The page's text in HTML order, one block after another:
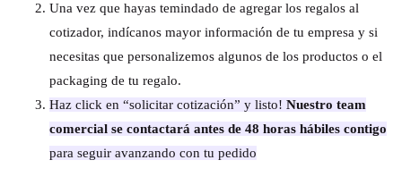
Una vez que hayas temindado de agregar los regalos al
cotizador, indícanos mayor información de tu empresa y si
necesitas que personalizemos algunos de los productos o el
packaging de tu regalo.
Haz click en “solicitar cotización” y listo! Nuestro team
comercial se contactará antes de 48 horas hábiles contigo
para seguir avanzando con tu pedido